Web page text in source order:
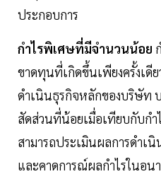
ประกอบการ
กำไรพิเศษที่มีจำนวนน้อย
ขาดทุนที่เกิดขึ้นเพียงครั้งเดี
ดำเนินธุรกิจหลักของบริษัท
สัดส่วนที่น้อยเมื่อเทียบกับก
สามารถประเมินผลการดำเ
และคาดการณ์ผลกำไรในอน